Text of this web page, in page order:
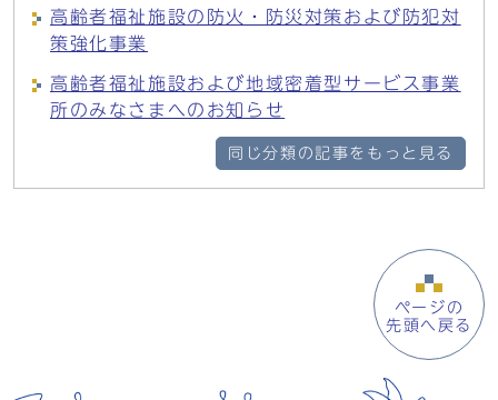
高齢者福祉施設の防火・防災対策および防犯対
策強化事業
高齢者福祉施設および地域密着型サービス事業
所のみなさまへのお知らせ
同じ分類の記事をもっと見る
ページの
先頭へ戻る